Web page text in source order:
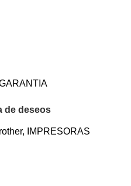
de deseos
, IMPRESORAS